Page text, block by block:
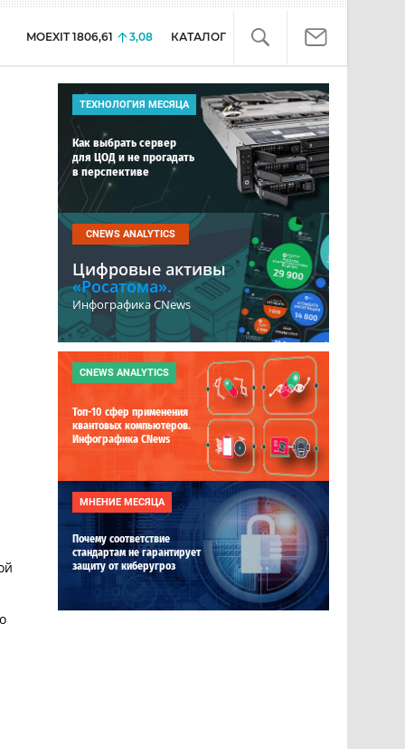
MOEXIT 1806,61 3,08 КАТАЛОГ
ТЕХНОЛОГИЯ МЕСЯЦА
Как выбрать сервер
для ЦОД и не прогадать
в перспективе
CNEWS ANALYTICS
Цифровые активы
«Росатома».
Инфографика CNews
CNEWS ANALYTICS
Топ-10 сфер применения
квантовых компьютеров.
Инфографика CNews
МНЕНИЕ МЕСЯЦА
Почему соответствие
стандартам не гарантирует
защиту от киберугроз